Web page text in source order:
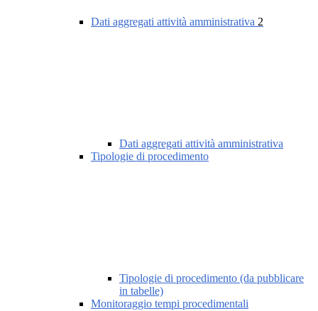
Dati aggregati attività amministrativa 2
Dati aggregati attività amministrativa
Tipologie di procedimento
Tipologie di procedimento (da pubblicare
in tabelle)
Monitoraggio tempi procedimentali